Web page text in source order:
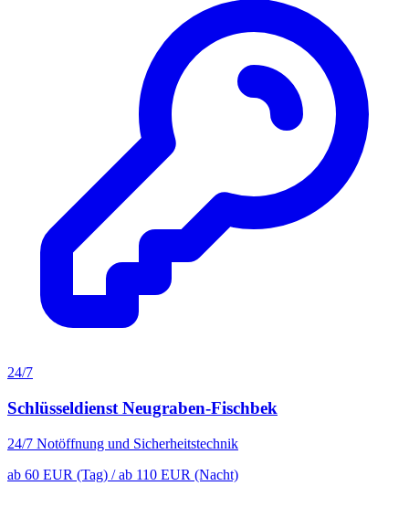
24/7
Schlüsseldienst Neugraben-Fischbek
24/7 Notöffnung und Sicherheitstechnik
ab 60 EUR (Tag) / ab 110 EUR (Nacht)